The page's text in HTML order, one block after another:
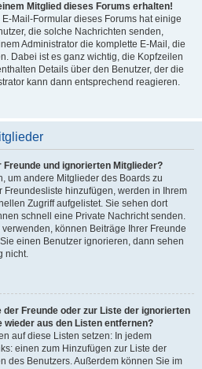
Mitglied dieses Forums erhalten!
Mail-Formular dieses Forums hat einige
die solche Nachrichten senden,
Administrator die komplette E-Mail, die
Dabei ist es ganz wichtig, die Kopfzeilen
Details über den Benutzer, der die
kann dann entsprechend reagieren.
und ignorierten Mitglieder?
um andere Mitglieder des Boards zu
Freundesliste hinzufügen, werden in Ihrem
Zugriff aufgelistet. Sie sehen dort
schnell eine Private Nachricht senden.
können Beiträge Ihrer Freunde
einen Benutzer ignorieren, dann sehen
nicht.
Freunde oder zur Liste der ignorierten
wieder aus den Listen entfernen?
auf diese Listen setzen: In jedem
einen zum Hinzufügen zur Liste der
des Benutzers. Außerdem können Sie im